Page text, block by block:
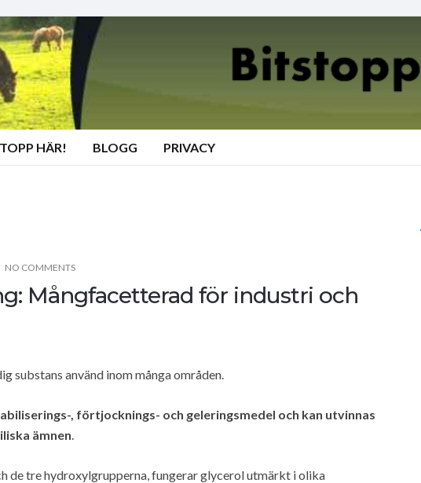
HÄR! BLOGG PRIVACY
NO COMMENTS
Mångfacetterad för industri och
substans använd inom många områden.
, förtjocknings- och geleringsmedel och kan utvinnas
ämnen.
de tre hydroxylgrupperna, fungerar glycerol utmärkt i olika